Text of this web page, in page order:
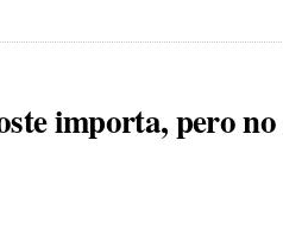
importa, pero no